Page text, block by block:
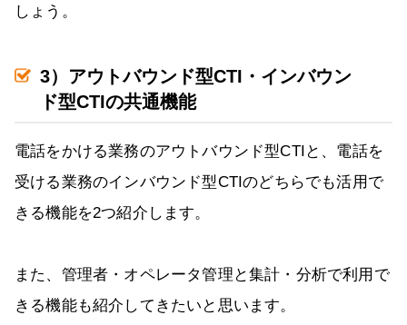
しょう。
3）アウトバウンド型CTI・インバウン
ド型CTIの共通機能
電話をかける業務のアウトバウンド型CTIと、電話を
受ける業務のインバウンド型CTIのどちらでも活用で
きる機能を2つ紹介します。
また、管理者・オペレータ管理と集計・分析で利用で
きる機能も紹介してきたいと思います。